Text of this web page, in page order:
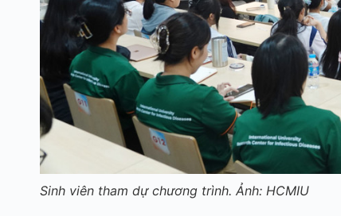
Sinh viên tham dự chương trình. Ảnh: HCMIU